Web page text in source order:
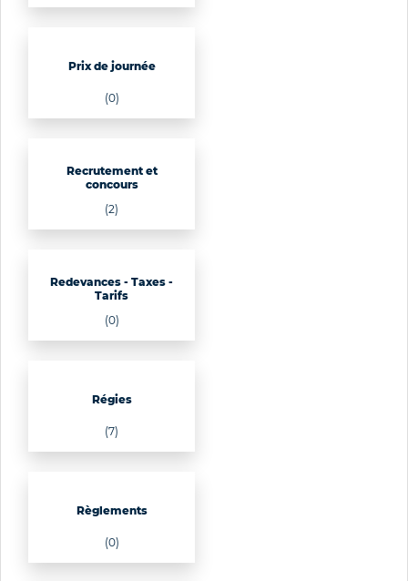
Prix de journée
(0)
Recrutement et
concours
(2)
Redevances - Taxes -
Tarifs
(0)
Régies
(7)
Règlements
(0)